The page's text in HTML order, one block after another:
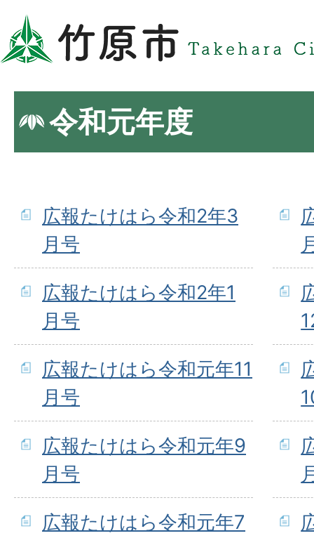
令和元年度
広報たけはら令和2年3
月号
広報たけはら令和2年1
月号
広報たけはら令和元年11
月号
広報たけはら令和元年9
月号
広報たけはら令和元年7